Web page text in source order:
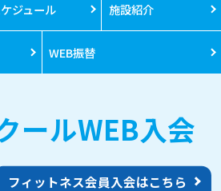
ジュール 施設紹介
WEB振替
ールWEB入会
フィットネス会員入会はこちら